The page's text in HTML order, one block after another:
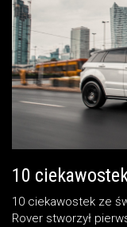
10
10 ciekawostek ze
Rover stworzył